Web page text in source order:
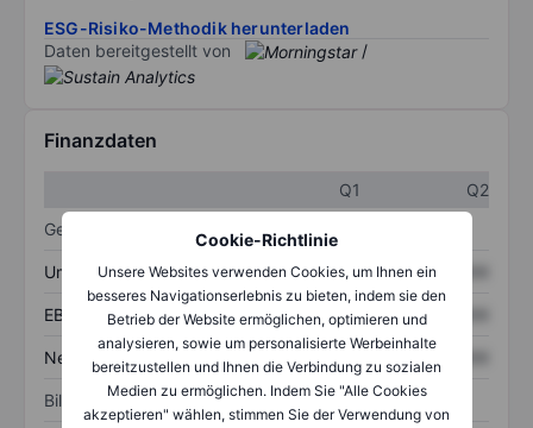
Cookie-Richtlinie
Unsere Websites verwenden Cookies, um Ihnen ein
besseres Navigationserlebnis zu bieten, indem sie den
Betrieb der Website ermöglichen, optimieren und
analysieren, sowie um personalisierte Werbeinhalte
bereitzustellen und Ihnen die Verbindung zu sozialen
Medien zu ermöglichen. Indem Sie "Alle Cookies
akzeptieren" wählen, stimmen Sie der Verwendung von
ESG-Risiko-Methodik herunterladen
Daten bereitgestellt von
/
Finanzdaten
Q1
Q2
Gewinn- und Verlustrechnung
Umsatz XXXXXXX XXXXXXX
EBITDA XXXXXXX XXXXXXX
Nettoeinkommen XXXXXXX XXXXXXX
Bilanz